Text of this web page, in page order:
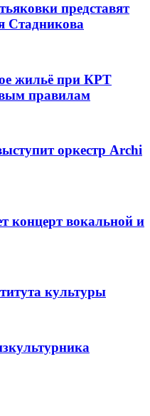
представят
Стадникова
жильё при КРТ
правилам
оркестр Archi
концерт вокальной и
культуры